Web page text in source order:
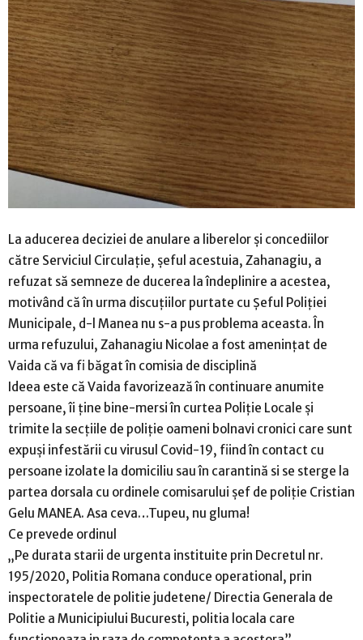
La aducerea deciziei de anulare a liberelor și concediilor
către Serviciul Circulație, șeful acestuia, Zahanagiu, a
refuzat să semneze de ducerea la îndeplinire a acestea,
motivând că în urma discuțiilor purtate cu Șeful Poliției
Municipale, d-l Manea nu s-a pus problema aceasta. În
urma refuzului, Zahanagiu Nicolae a fost amenințat de
Vaida că va fi băgat în comisia de disciplină
Ideea este că Vaida favorizează în continuare anumite
persoane, îi ține bine-mersi în curtea Poliție Locale și
trimite la secțiile de poliție oameni bolnavi cronici care sunt
expuși infestării cu virusul Covid-19, fiind în contact cu
persoane izolate la domiciliu sau în carantină si se sterge la
partea dorsala cu ordinele comisarului şef de poliţie Cristian
Gelu MANEA. Asa ceva…Tupeu, nu gluma!
Ce prevede ordinul
„Pe durata starii de urgenta instituite prin Decretul nr.
195/2020, Politia Romana conduce operational, prin
inspectoratele de politie judetene/ Directia Generala de
Politie a Municipiului Bucuresti, politia locala care